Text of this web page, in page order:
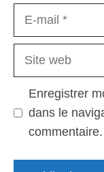
Site
Enregistrer
dans le
commentaire.